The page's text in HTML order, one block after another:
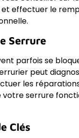
et effectuer le
Serrure
parfois se
peut
les
votre serrure
Clés